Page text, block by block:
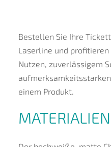
Bestellen Sie Ihre
Laserline und
Nutzen, zuverlässigem
einem Produkt.
MATERIALIEN